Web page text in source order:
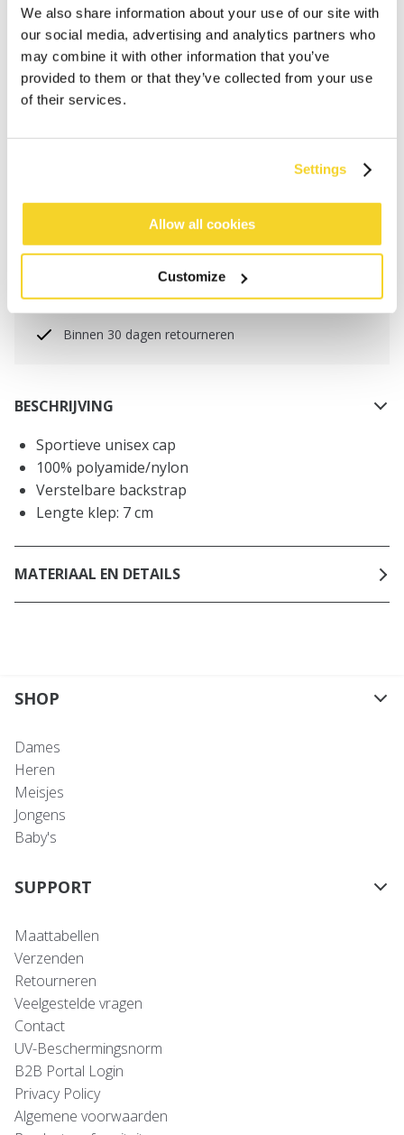
We also share information about your use of our site with
our social media, advertising and analytics partners who
may combine it with other information that you’ve
provided to them or that they’ve collected from your use
of their services.
Settings
Allow all cookies
Customize
Bestellingen die op werkdagen vóór 12:00 uur
Gratis verzending voor orders boven € 50,- binnen
NL
Binnen 30 dagen retourneren
BESCHRIJVING
Sportieve unisex cap
100% polyamide/nylon
Verstelbare backstrap
Lengte klep: 7 cm
MATERIAAL EN DETAILS
SHOP
Dames
Heren
Meisjes
Jongens
Baby's
SUPPORT
Maattabellen
Verzenden
Retourneren
Veelgestelde vragen
Contact
UV-Beschermingsnorm
B2B Portal Login
Privacy Policy
Algemene voorwaarden